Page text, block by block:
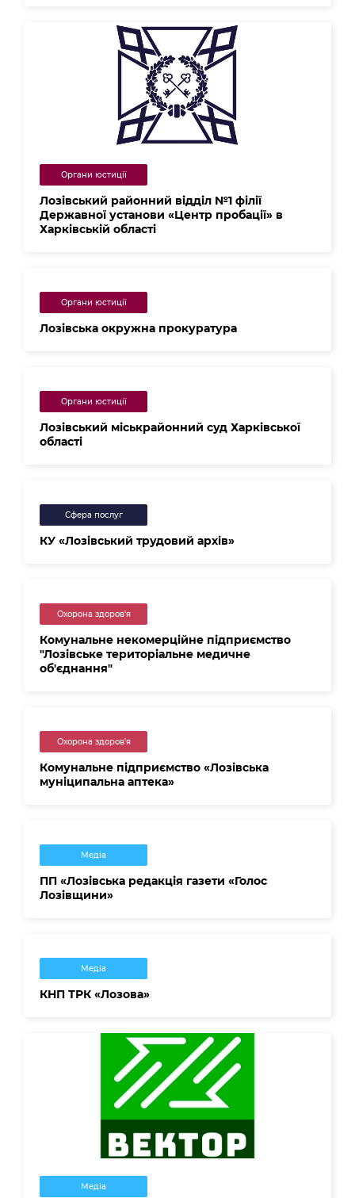
Органи юстиції
Лозівський районний відділ №1 філії
Державної установи «Центр пробації» в
Харківській області
Органи юстиції
Лозівська окружна прокуратура
Органи юстиції
Лозівський міськрайонний суд Харківської
області
Сфера послуг
КУ «Лозівський трудовий архів»
Охорона здоров'я
Комунальне некомерційне підприємство
"Лозівське територіальне медичне
об'єднання"
Охорона здоров'я
Комунальне підприємство «Лозівська
муніципальна аптека»
Медіа
ПП «Лозівська редакція газети «Голос
Лозівщини»
Медіа
КНП ТРК «Лозова»
Медіа